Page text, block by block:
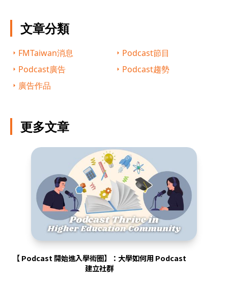
文章分類
FMTaiwan消息
Podcast節目
Podcast廣告
Podcast趨勢
廣告作品
更多文章
【 Podcast 開始進入學術圈】：大學如何用 Podcast
建立社群